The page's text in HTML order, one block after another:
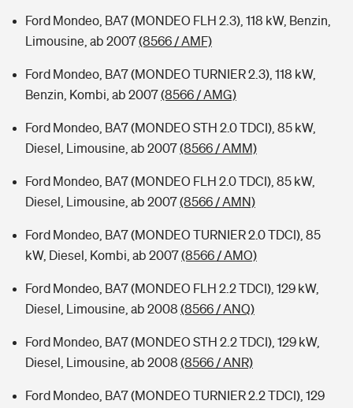
Ford Mondeo, BA7 (MONDEO FLH 2.3), 118 kW, Benzin,
Limousine, ab 2007(8566 / AMF)
Ford Mondeo, BA7 (MONDEO TURNIER 2.3), 118 kW,
Benzin, Kombi, ab 2007(8566 / AMG)
Ford Mondeo, BA7 (MONDEO STH 2.0 TDCI), 85 kW,
Diesel, Limousine, ab 2007(8566 / AMM)
Ford Mondeo, BA7 (MONDEO FLH 2.0 TDCI), 85 kW,
Diesel, Limousine, ab 2007(8566 / AMN)
Ford Mondeo, BA7 (MONDEO TURNIER 2.0 TDCI), 85
kW, Diesel, Kombi, ab 2007(8566 / AMO)
Ford Mondeo, BA7 (MONDEO FLH 2.2 TDCI), 129 kW,
Diesel, Limousine, ab 2008 (8566 / ANQ)
Ford Mondeo, BA7 (MONDEO STH 2.2 TDCI), 129 kW,
Diesel, Limousine, ab 2008 (8566 / ANR)
Ford Mondeo, BA7 (MONDEO TURNIER 2.2 TDCI), 129